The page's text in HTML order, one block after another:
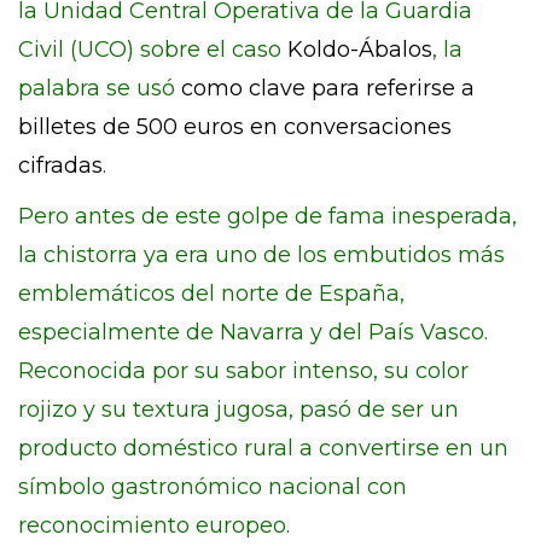
la Unidad Central Operativa de la Guardia
Civil (UCO) sobre el caso Koldo-Ábalos, la
palabra se usó como clave para referirse a
billetes de 500 euros en conversaciones
cifradas.
Pero antes de este golpe de fama inesperada,
la chistorra ya era uno de los embutidos más
emblemáticos del norte de España,
especialmente de Navarra y del País Vasco.
Reconocida por su sabor intenso, su color
rojizo y su textura jugosa, pasó de ser un
producto doméstico rural a convertirse en un
símbolo gastronómico nacional con
reconocimiento europeo.